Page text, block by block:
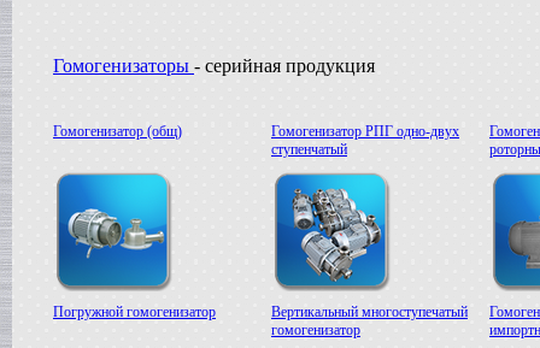
Жиротопка
г. Александров
Вакуумный реактор
в г.Белгород
Гомогенизаторы - серийная продукция
Гомогенизатор (общ)
Гомогенизатор РПГ одно-двух
ступенчатый
Погружной гомогенизатор
Вертикальный многоступечатый
гомогенизатор